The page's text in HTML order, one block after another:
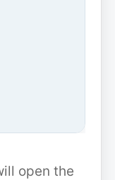
open the